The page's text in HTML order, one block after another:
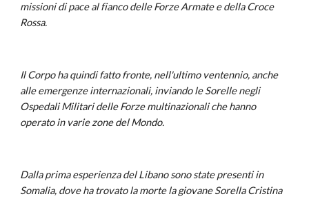
missioni di pace al fianco delle Forze Armate e della Croce
Rossa.
Il Corpo ha quindi fatto fronte, nell'ultimo ventennio, anche
alle emergenze internazionali, inviando le Sorelle negli
Ospedali Militari delle Forze multinazionali che hanno
operato in varie zone del Mondo.
Dalla prima esperienza del Libano sono state presenti in
Somalia, dove ha trovato la morte la giovane Sorella Cristina